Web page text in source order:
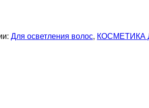
Для осветления волос, КОСМЕТИКА